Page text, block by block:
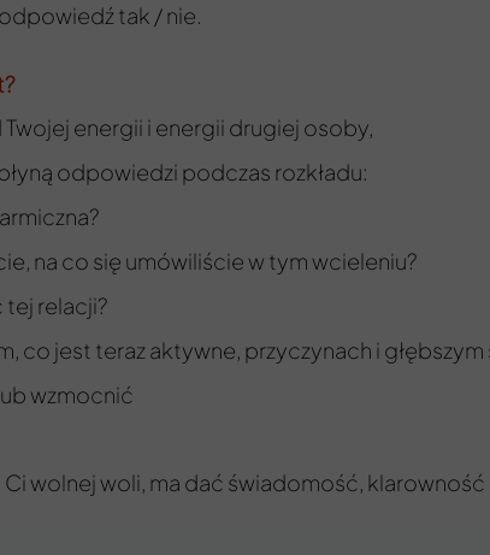
tak / nie.
Twojej energii i energii drugiej osoby,
odpowiedzi podczas rozkładu:
na co się umówiliście w tym wcieleniu?
tej relacji?
co jest teraz aktywne, przyczynach i
wzmocnić
wolnej woli, ma dać świadomość,